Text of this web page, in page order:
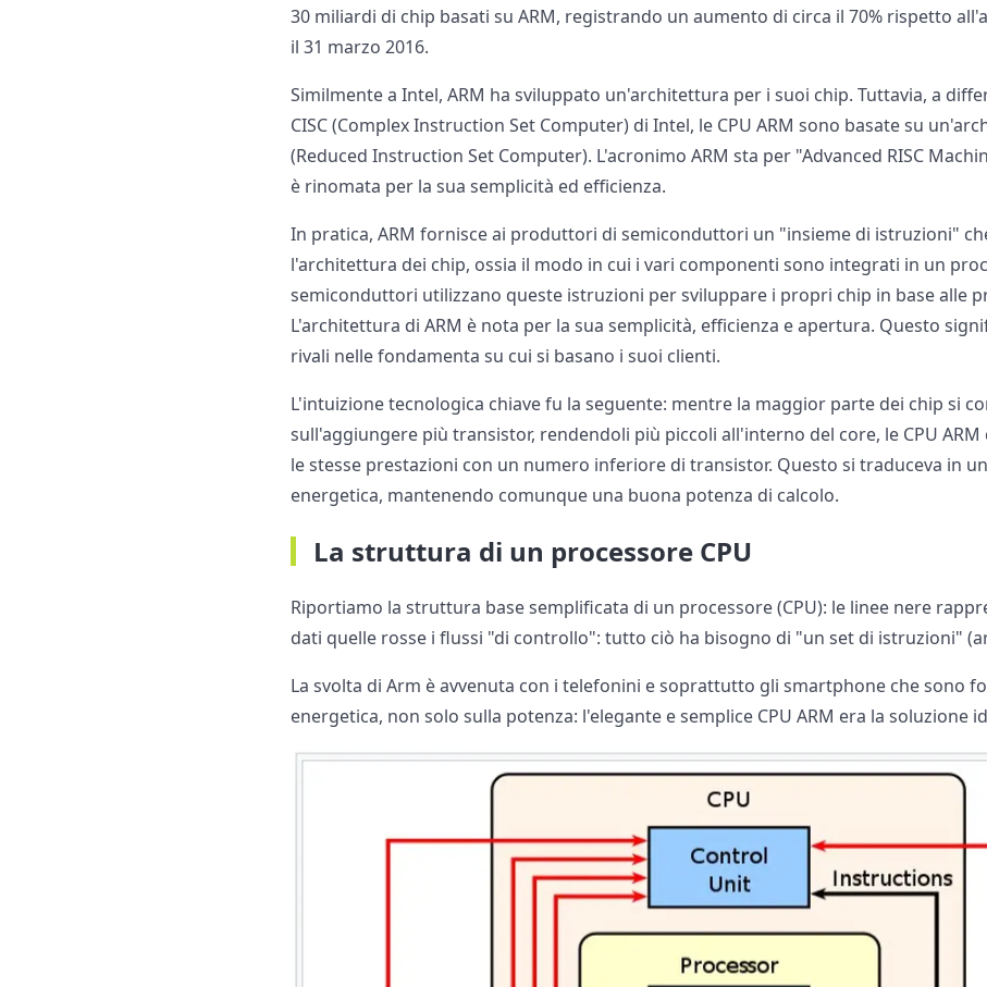
30 miliardi di chip basati su ARM, registrando un aumento di circa il 70% rispetto
il 31 marzo 2016.
Similmente a Intel, ARM ha sviluppato un'architettura per i suoi chip. Tuttavia, a
CISC (Complex Instruction Set Computer) di Intel, le CPU ARM sono basate su
(Reduced Instruction Set Computer). L'acronimo ARM sta per "Advanced RISC
è rinomata per la sua semplicità ed efficienza.
In pratica, ARM fornisce ai produttori di semiconduttori un "insieme di istruzioni"
l'architettura dei chip, ossia il modo in cui i vari componenti sono integrati in un
semiconduttori utilizzano queste istruzioni per sviluppare i propri chip in base alle
L'architettura di ARM è nota per la sua semplicità, efficienza e apertura. Questo
rivali nelle fondamenta su cui si basano i suoi clienti.
L'intuizione tecnologica chiave fu la seguente: mentre la maggior parte dei chip si
sull'aggiungere più transistor, rendendoli più piccoli all'interno del core, le CPU
le stesse prestazioni con un numero inferiore di transistor. Questo si traduceva in
energetica, mantenendo comunque una buona potenza di calcolo.
La struttura di un processore CPU
Riportiamo la struttura base semplificata di un processore (CPU): le linee nere
dati quelle rosse i flussi "di controllo": tutto ciò ha bisogno di "un set di istruzioni"
La svolta di Arm è avvenuta con i telefonini e soprattutto gli smartphone che sono
energetica, non solo sulla potenza: l'elegante e semplice CPU ARM era la soluzione